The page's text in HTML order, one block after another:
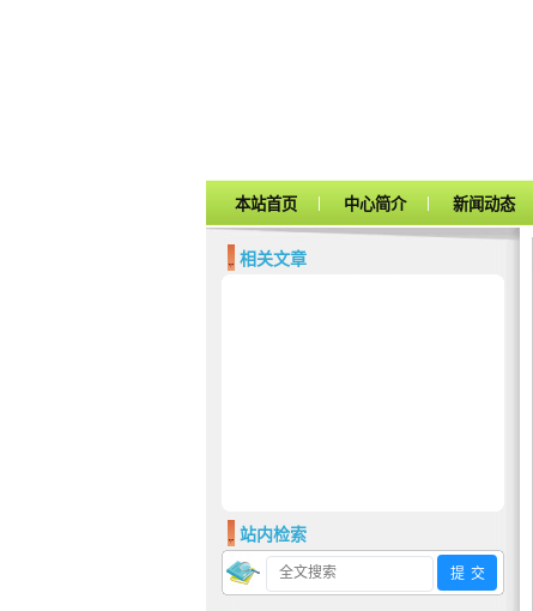
本站首页 | 中心简介 | 新闻动态
相关文章
站内检索